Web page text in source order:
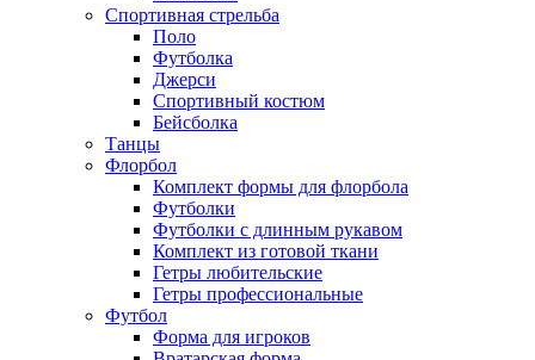
Спортивная стрельба
Поло
Футболка
Джерси
Спортивный костюм
Бейсболка
Танцы
Флорбол
Комплект формы для флорбола
Футболки
Футболки с длинным рукавом
Комплект из готовой ткани
Гетры любительские
Гетры профессиональные
Футбол
Форма для игроков